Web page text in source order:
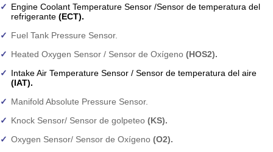
Engine Coolant Temperature Sensor /Sensor de temperatura del
refrigerante (ECT).
Fuel Tank Pressure Sensor.
Heated Oxygen Sensor / Sensor de Oxígeno (HOS2).
Intake Air Temperature Sensor / Sensor de temperatura del aire
(IAT).
Manifold Absolute Pressure Sensor.
Knock Sensor/ Sensor de golpeteo (KS).
Oxygen Sensor/ Sensor de Oxígeno (O2).